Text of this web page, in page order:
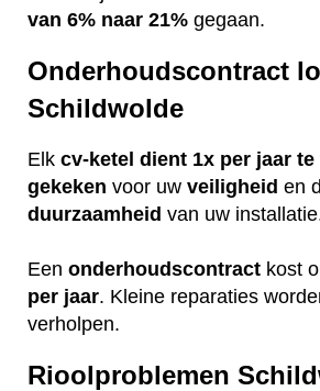
van 6% naar 21% gegaan.
Onderhoudscontract
Schildwolde
Elk cv-ketel dient 1x per jaar
gekeken voor uw veiligheid en
duurzaamheid van uw
Een onderhoudscontract kost
per jaar. Kleine reparaties
verholpen.
Rioolproblemen